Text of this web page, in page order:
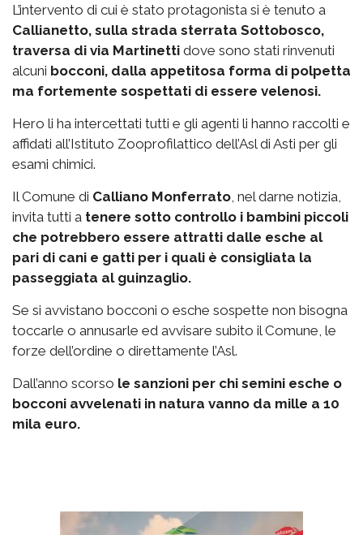
L’intervento di cui è stato protagonista si è tenuto a
Callianetto, sulla strada sterrata Sottobosco,
traversa di via Martinetti dove sono stati rinvenuti
alcuni bocconi, dalla appetitosa forma di polpetta
ma fortemente sospettati di essere velenosi.
Hero li ha intercettati tutti e gli agenti li hanno raccolti e
affidati all’Istituto Zooprofilattico dell’Asl di Asti per gli
esami chimici.
Il Comune di Calliano Monferrato , nel darne notizia,
invita tutti a tenere sotto controllo i bambini piccoli
che potrebbero essere attratti dalle esche al
pari di cani e gatti per i quali è consigliata la
passeggiata al guinzaglio.
Se si avvistano bocconi o esche sospette non bisogna
toccarle o annusarle ed avvisare subito il Comune, le
forze dell’ordine o direttamente l’Asl.
Dall’anno scorso le sanzioni per chi semini esche o
bocconi avvelenati in natura vanno da mille a 10
mila euro.